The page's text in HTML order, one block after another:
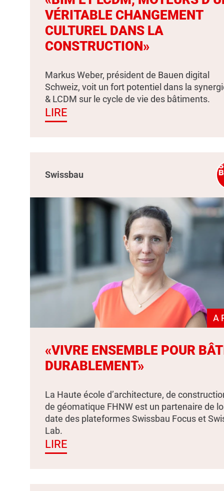
VÉRITABLE CHANGEMENT
CULTUREL DANS LA
CONSTRUCTION»
Markus Weber, président de Bauen digital
Schweiz, voit un fort potentiel dans la
& LCDM sur le cycle de vie des bâtiments.
LIRE
Swissbau
A
«VIVRE ENSEMBLE POUR
DURABLEMENT»
La Haute école d’architecture, de
de géomatique FHNW est un partenaire de
date des plateformes Swissbau Focus et
Lab.
LIRE